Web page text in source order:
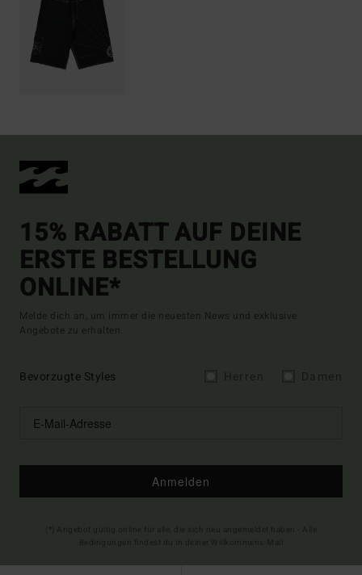
15% RABATT AUF DEINE
ERSTE BESTELLUNG
ONLINE*
Melde dich an, um immer die neuesten News und exklusive
Angebote zu erhalten.
Bevorzugte Styles
Anmelden